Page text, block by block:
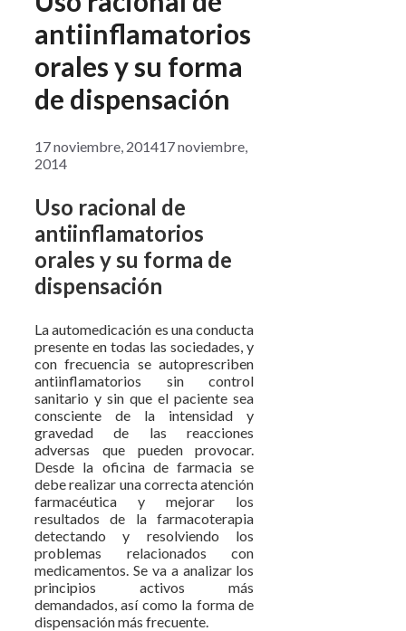
antiinflamatorios
orales y su forma
de dispensación
17 noviembre, 201417 noviembre,
2014
Uso racional de
antiinflamatorios
orales y su forma de
dispensación
La automedicación es una conducta
presente en todas las sociedades, y
con frecuencia se autoprescriben
antiinflamatorios sin control
sanitario y sin que el paciente sea
consciente de la intensidad y
gravedad de las reacciones
adversas que pueden provocar.
Desde la oficina de farmacia se
debe realizar una correcta atención
farmacéutica y mejorar los
resultados de la farmacoterapia
detectando y resolviendo los
problemas relacionados con
medicamentos. Se va a analizar los
principios activos más
demandados, así como la forma de
dispensación más frecuente.